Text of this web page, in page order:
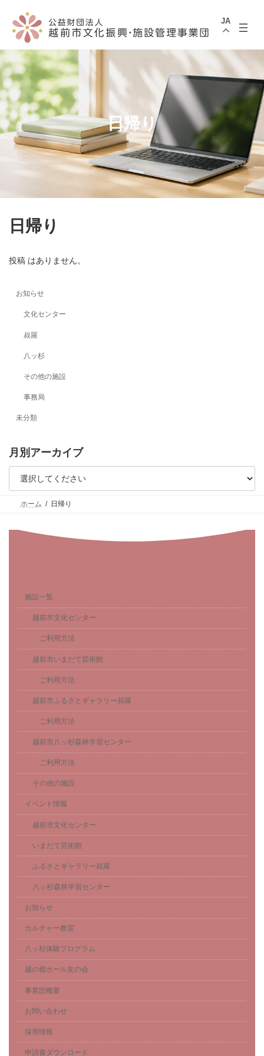
へ
ス
キ
ッ
プ
ョ
ン
に
移
動
JA
日帰り
日帰り
投稿 はありません。
お知らせ
文化センター
叔羅
八ッ杉
その他の施設
事務局
未分類
月別アーカイブ
ホーム 日帰り
施設一覧
越前市文化センター
ご利用方法
越前市いまだて芸術館
ご利用方法
越前市ふるさとギャラリー叔羅
ご利用方法
越前市八ッ杉森林学習センター
ご利用方法
その他の施設
イベント情報
越前市文化センター
いまだて芸術館
ふるさとギャラリー叔羅
八ッ杉森林学習センター
お知らせ
カルチャー教室
八ッ杉体験プログラム
越の都ホール友の会
事業団概要
お問い合わせ
採用情報
申請書ダウンロード